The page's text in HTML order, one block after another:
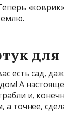
для
есть сад,
А
и,
а точнее,